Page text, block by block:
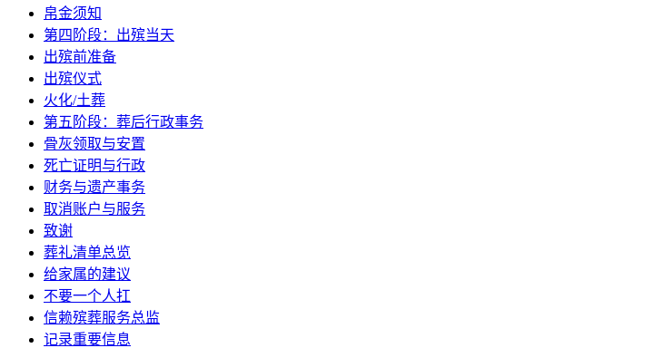
帛金须知
第四阶段：出殡当天
出殡前准备
出殡仪式
火化/土葬
第五阶段：葬后行政事务
骨灰领取与安置
死亡证明与行政
财务与遗产事务
取消账户与服务
致谢
葬礼清单总览
给家属的建议
不要一个人扛
信赖殡葬服务总监
记录重要信息